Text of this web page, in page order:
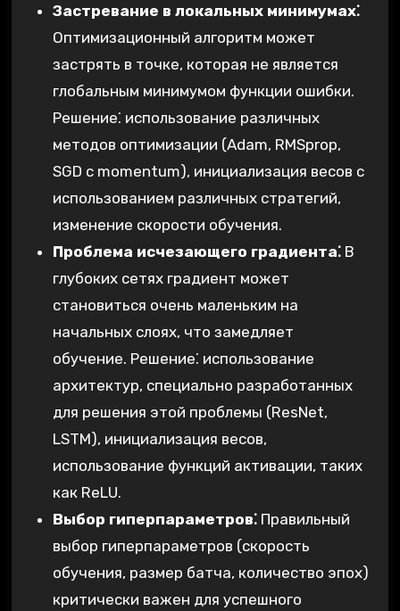
Застревание в локальных минимумах⁚
Оптимизационный алгоритм может
застрять в точке, которая не является
глобальным минимумом функции ошибки.
Решение⁚ использование различных
методов оптимизации (Adam, RMSprop,
SGD с momentum), инициализация весов с
использованием различных стратегий,
изменение скорости обучения.
Проблема исчезающего градиента⁚В
глубоких сетях градиент может
становиться очень маленьким на
начальных слоях, что замедляет
обучение. Решение⁚ использование
архитектур, специально разработанных
для решения этой проблемы (ResNet,
LSTM), инициализация весов,
использование функций активации, таких
как ReLU.
Выбор гиперпараметров⁚Правильный
выбор гиперпараметров (скорость
обучения, размер батча, количество эпох)
критически важен для успешного